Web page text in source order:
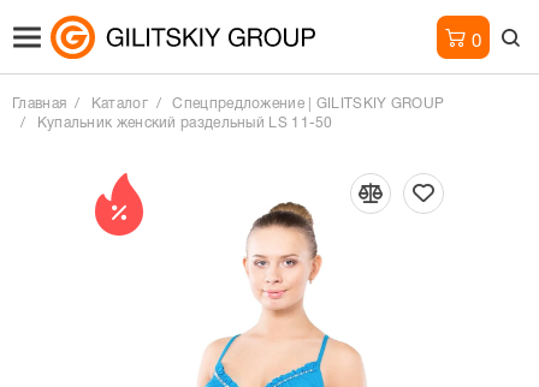
0
Главная Каталог
Спецпредложение | GILITSKIY GROUP
Купальник женский раздельный LS 11-50